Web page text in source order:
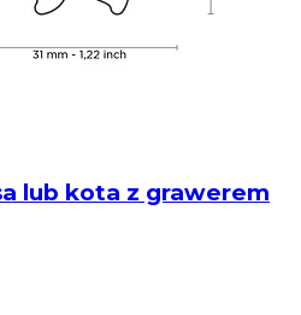
lub kota z grawerem